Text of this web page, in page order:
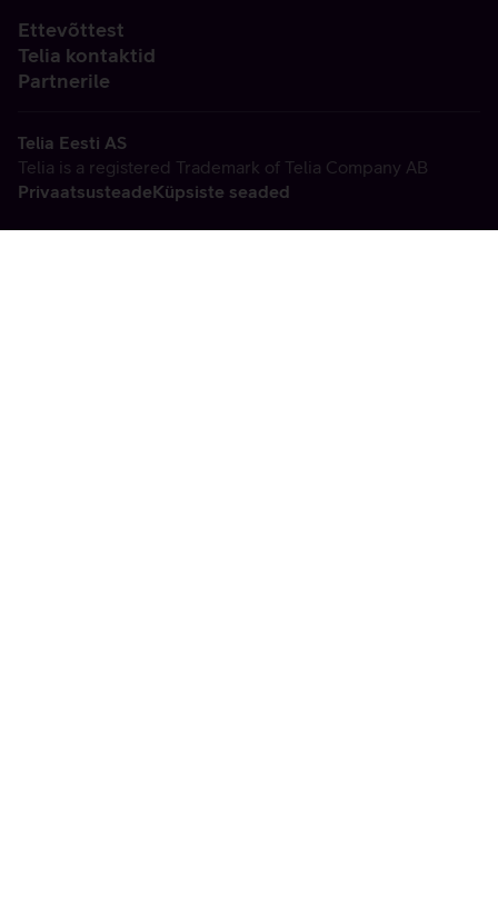
Ettevõttest
Telia kontaktid
Partnerile
Telia Eesti AS
Telia is a registered Trademark of Telia Company AB
PrivaatsusteadeKüpsiste seaded